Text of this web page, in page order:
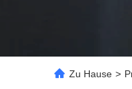
Zu Hause >